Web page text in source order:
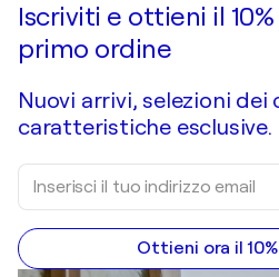
Chiedi un'opera su
Iscriviti e ottieni il
primo ordine
Nuovi arrivi, selezioni dei
caratteristiche esclusive.
Ottieni ora il